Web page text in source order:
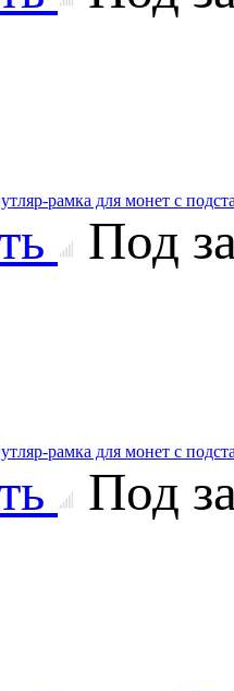
рамка для монет с
Под
рамка для монет с
Под